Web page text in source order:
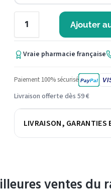
Ajouter
Vraie pharmacie française
Paiement 100% sécurisé PayPal
Livraison offerte dès 59 €
LIVRAISON, GARANTIES
ventes du